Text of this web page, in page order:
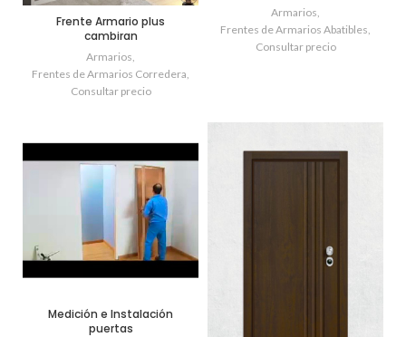
Frente Armario plus
cambiran
Armarios
Frentes de Armarios Corredera
Consultar precio
Armarios,
Frentes de Armarios Abatibles,
Consultar precio
Medición e Instalación
puertas